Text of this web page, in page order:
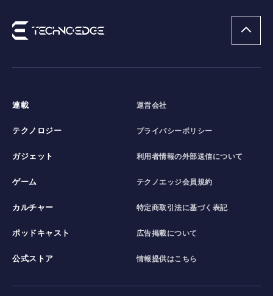
連載
テクノロジー
ガジェット
ゲーム
カルチャー
ポッドキャスト
公式ストア
運営会社
プライバシーポリシー
利用者情報の外部送信について
テクノエッジ会員規約
特定商取引法に基づく表記
広告掲載について
情報提供はこちら